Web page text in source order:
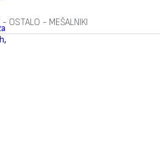
- OSTALO - MEŠALNIKI